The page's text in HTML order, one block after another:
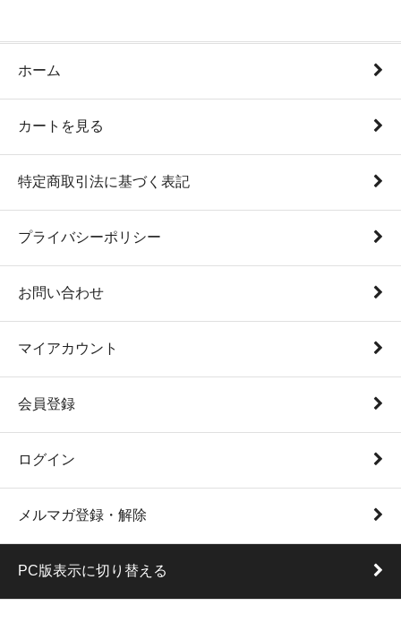
ホーム
カートを見る
特定商取引法に基づく表記
プライバシーポリシー
お問い合わせ
マイアカウント
会員登録
ログイン
メルマガ登録・解除
PC版表示に切り替える